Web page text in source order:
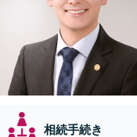
相続手続き